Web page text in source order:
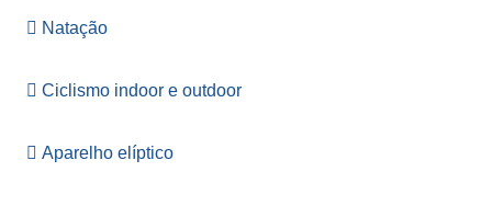
 Natação
 Ciclismo indoor e outdoor
 Aparelho elíptico